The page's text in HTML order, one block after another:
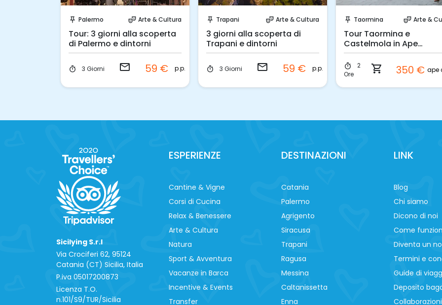
push_pin Palermo theater_comedy Arte & Cultura
Tour: 3 giorni alla scoperta
di Palermo e dintorni
timer 3 Giorni email 59 € p.p.
push_pin Trapani theater_comedy Arte & Cultura
3 giorni alla scoperta di
Trapani e dintorni
timer 3 Giorni email 59 € p.p.
push_pin Taormina theater_comedy Arte &
Tour Taormina e
Castelmola in Ape
Calessino
timer
2
Ore
shopping_cart 350 €
Sicilying S.r.l
Via Crociferi 62, 95124
Catania (CT) Sicilia, Italia
P.iva 0‍5017200873
Licenza T.O.
n.101/S9/TUR/Sicilia
ESPERIENZE
Cantine & Vigne
Corsi di Cucina
Relax & Benessere
Arte & Cultura
Natura
Sport & Avventura
Vacanze in Barca
Incentive & Events
Transfer
DESTINAZIONI
Catania
Palermo
Agrigento
Siracusa
Trapani
Ragusa
Messina
Caltanissetta
Enna
LINK
Blog
Chi siamo
Dicono di noi
Come
Diventa un
Termini e
Guide di
Deposito
Collaborazioni